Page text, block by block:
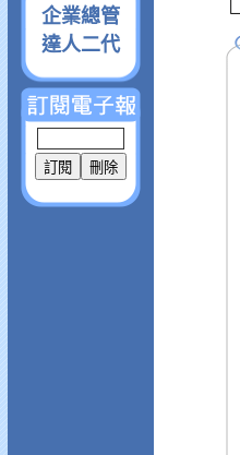
企業總管
達人二代